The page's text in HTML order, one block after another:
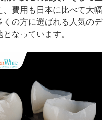
、費用も日本に比べて大幅
の方に選ばれる人気のデ
なっています。